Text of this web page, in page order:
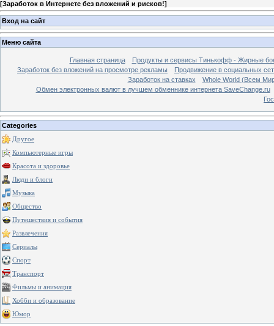
[Заработок в Интернете без вложений и рисков!]
Вход на сайт
Меню сайта
Главная страница
Продукты и сервисы Тинькофф - Жирные
Заработок без вложений на просмотре рекламы
Продвижение в социальных
Заработок на ставках
Whole World (Всем
Обмен электронных валют в лучшем обменнике интернета SaveChange.ru
Categories
Другое
Компьютерные игры
Красота и здоровье
Люди и блоги
Музыка
Общество
Путешествия и события
Развлечения
Сериалы
Спорт
Транспорт
Фильмы и анимация
Хобби и образование
Юмор